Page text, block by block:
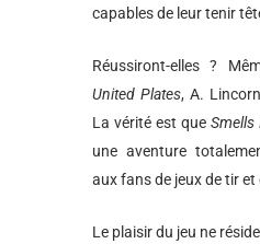
capables de leur tenir
Réussiront-elles ?
United Plates, A.
La vérité est que Smells
une aventure
aux fans de jeux de tir
Le plaisir du jeu ne